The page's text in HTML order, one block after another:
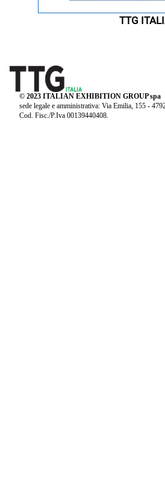
TTG
© 2023 ITALIAN EXHIBITION GROUP spa
sede legale e amministrativa: Via Emilia, 155 -
Cod. Fisc./P.Iva 00139440408.